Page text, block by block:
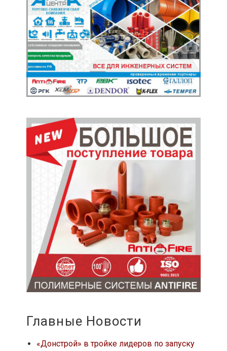
Главные Новости
«Донстрой» в тройке лидеров по запуску